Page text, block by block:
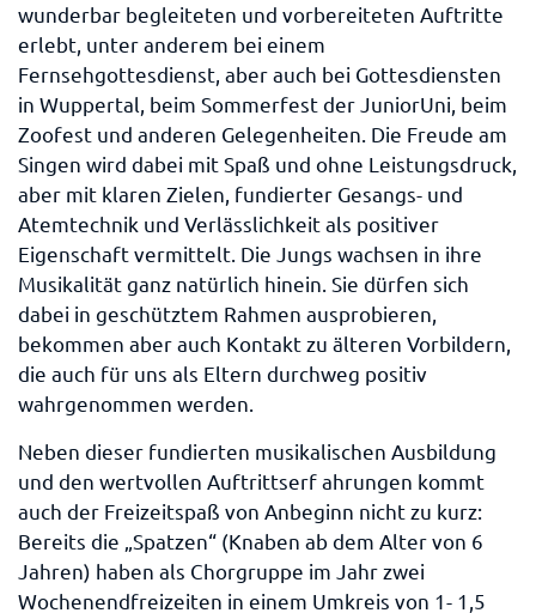
wunderbar begleiteten und vorbereiteten Auftritte
erlebt, unter anderem bei einem
Fernsehgottesdienst, aber auch bei Gottesdiensten
in Wuppertal, beim Sommerfest der JuniorUni, beim
Zoofest und anderen Gelegenheiten. Die Freude am
Singen wird dabei mit Spaß und ohne Leistungsdruck,
aber mit klaren Zielen, fundierter Gesangs- und
Atemtechnik und Verlässlichkeit als positiver
Eigenschaft vermittelt. Die Jungs wachsen in ihre
Musikalität ganz natürlich hinein. Sie dürfen sich
dabei in geschütztem Rahmen ausprobieren,
bekommen aber auch Kontakt zu älteren Vorbildern,
die auch für uns als Eltern durchweg positiv
wahrgenommen werden.
Neben dieser fundierten musikalischen Ausbildung
und den wertvollen Auftrittserf ahrungen kommt
auch der Freizeitspaß von Anbeginn nicht zu kurz:
Bereits die „Spatzen“ (Knaben ab dem Alter von 6
Jahren) haben als Chorgruppe im Jahr zwei
Wochenendfreizeiten in einem Umkreis von 1- 1,5